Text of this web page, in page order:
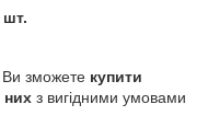
шт.
зможете купити
них з вигідними умовами